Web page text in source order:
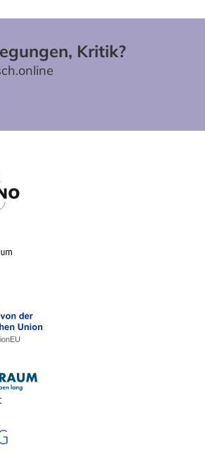
Kritik?
(öffnet im neuen Fenster)
(öffnet im neuen Fenster)
(öffnet im neuen Fenster)